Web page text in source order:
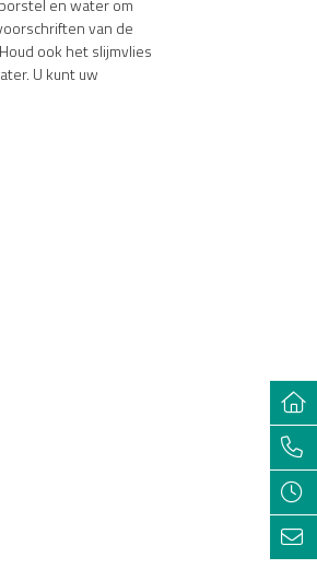
en water om
van de
ook het slijmvlies
U kunt uw